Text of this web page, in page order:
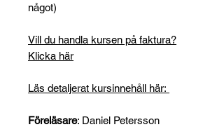
något)
Vill du handla kursen på faktura?
Klicka här
Läs detaljerat kursinnehåll här:
Föreläsare: Daniel Petersson